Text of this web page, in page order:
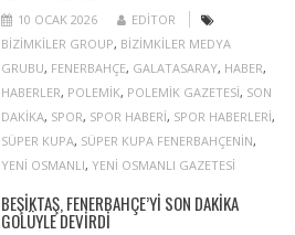
10 OCAK 2026
EDITOR
BIZIMKILER GROUP, BIZIMKILER MEDYA
GRUBU, FENERBAHÇE, GALATASARAY, HABER,
HABERLER, POLEMIK, POLEMIK GAZETESI, SON
DAKIKA, SPOR, SPOR HABERI, SPOR HABERLERI,
SÜPER KUPA, SÜPER KUPA FENERBAHÇENIN,
YENI OSMANLI, YENI OSMANLI GAZETESI
BEŞIKTAŞ, FENERBAHÇE’YI SON DAKIKA
GOLÜYLE DEVIRDI